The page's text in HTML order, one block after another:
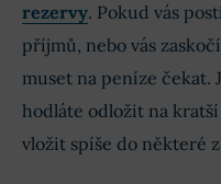
rezervy. Pokud vás
příjmů, nebo vás
muset na peníze čekat.
hodláte odložit na
vložit spíše do některé